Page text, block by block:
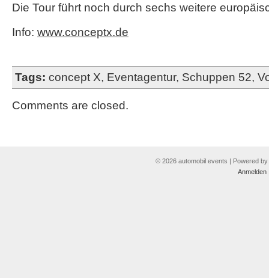
Die Tour führt noch durch sechs weitere
Info: www.conceptx.de
Tags: concept X, Eventagentur, Schuppen 52,
Comments are closed.
© 2026 automobil events | Powered by
Anmelden|